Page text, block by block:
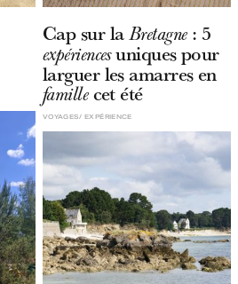
Cap sur laBretagne: 5
expériencesuniques pour
larguer les amarres en
famillecet été
EXPÉRIENCE
VOYAGES